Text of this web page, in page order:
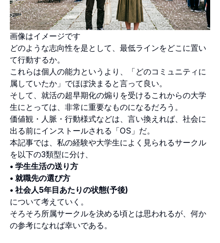
画像はイメージです
どのような志向性を是として、最低ラインをどこに置い
て行動するか。
これらは個人の能力というより、「どのコミュニティに
属していたか」でほぼ決まると言って良い。
そして、就活の超早期化の煽りを受けるこれからの大学
生にとっては、非常に重要なものになるだろう。
価値観・人脈・行動様式などは、言い換えれば、社会に
出る前にインストールされる「OS」だ。
本記事では、私の経験や大学生によく見られるサークル
を以下の3類型に分け、
• 学生生活の送り方
• 就職先の選び方
• 社会人5年目あたりの状態(予後)
について考えていく。
そろそろ所属サークルを決める頃とは思われるが、何か
の参考になれば幸いである。